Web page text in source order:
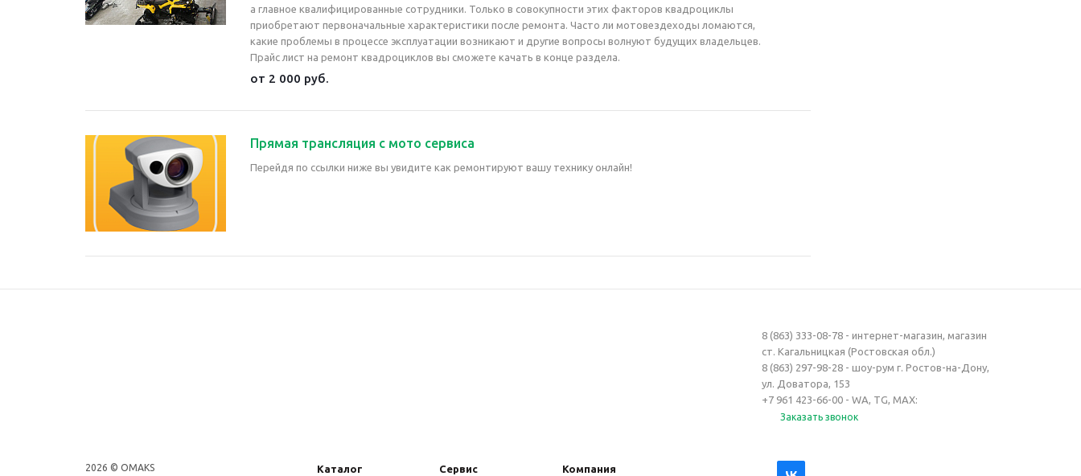
а главное квалифицированные сотрудники. Только в совокупности этих факторов квадроциклы
приобретают первоначальные характеристики после ремонта. Часто ли мотовездеходы ломаются,
какие проблемы в процессе эксплуатации возникают и другие вопросы волнуют будущих владельцев.
Прайс лист на ремонт квадроциклов вы сможете качать в конце раздела.
от 2 000 руб.
Прямая трансляция с мото сервиса
Перейдя по ссылки ниже вы увидите как ремонтируют вашу технику онлайн!
8 (863) 333-08-78 - интернет-магазин, магазин
ст. Кагальницкая (Ростовская обл.)
8 (863) 297-98-28 - шоу-рум г. Ростов-на-Дону,
ул. Доватора, 153
+7 961 423-66-00 - WA, TG, MAX:
Заказать звонок
2026 © OMAKS
Каталог Сервис Компания